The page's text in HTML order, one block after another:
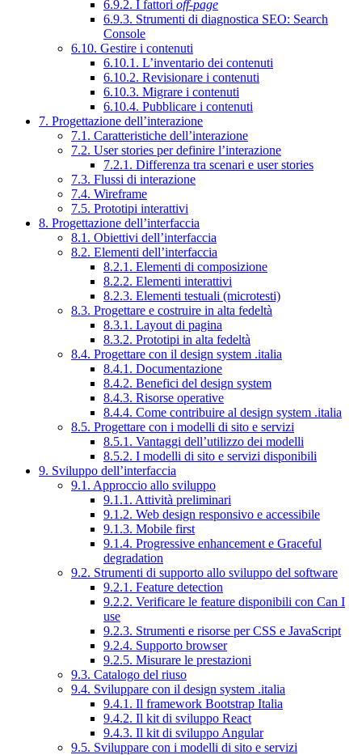
6.9.2. I fattori off-page
6.9.3. Strumenti di diagnostica SEO: Search
Console
6.10. Gestire i contenuti
6.10.1. L’inventario dei contenuti
6.10.2. Revisionare i contenuti
6.10.3. Migrare i contenuti
6.10.4. Pubblicare i contenuti
7. Progettazione dell’interazione
7.1. Caratteristiche dell’interazione
7.2. User stories per definire l’interazione
7.2.1. Differenza tra scenari e user stories
7.3. Flussi di interazione
7.4. Wireframe
7.5. Prototipi interattivi
8. Progettazione dell’interfaccia
8.1. Obiettivi dell’interfaccia
8.2. Elementi dell’interfaccia
8.2.1. Elementi di composizione
8.2.2. Elementi interattivi
8.2.3. Elementi testuali (microtesti)
8.3. Progettare e costruire in alta fedeltà
8.3.1. Layout di pagina
8.3.2. Prototipi in alta fedeltà
8.4. Progettare con il design system .italia
8.4.1. Documentazione
8.4.2. Benefici del design system
8.4.3. Risorse operative
8.4.4. Come contribuire al design system .italia
8.5. Progettare con i modelli di sito e servizi
8.5.1. Vantaggi dell’utilizzo dei modelli
8.5.2. I modelli di sito e servizi disponibili
9. Sviluppo dell’interfaccia
9.1. Approccio allo sviluppo
9.1.1. Attività preliminari
9.1.2. Web design responsivo e accessibile
9.1.3. Mobile first
9.1.4. Progressive enhancement e Graceful
degradation
9.2. Strumenti di supporto allo sviluppo del software
9.2.1. Feature detection
9.2.2. Verificare le feature disponibili con Can I
use
9.2.3. Strumenti e risorse per CSS e JavaScript
9.2.4. Supporto browser
9.2.5. Misurare le prestazioni
9.3. Catalogo del riuso
9.4. Sviluppare con il design system .italia
9.4.1. Il framework Bootstrap Italia
9.4.2. Il kit di sviluppo React
9.4.3. Il kit di sviluppo Angular
9.5. Sviluppare con i modelli di sito e servizi